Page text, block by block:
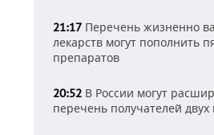
21:17 Перечень жизненно
лекарств могут пополнить
препаратов
20:52 В России могут
перечень получателей двух